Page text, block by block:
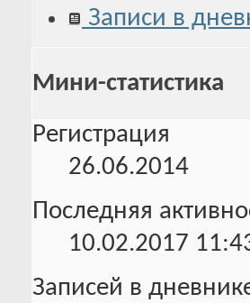
Записи в
Мини-статистика
Регистрация
26.06.2014
Последняя
10.02.2017
Записей в